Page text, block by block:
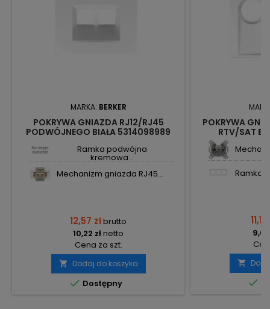
MARKA: BERKER
POKRYWA GNIAZDA RJ12/RJ45
PODWÓJNEGO BIAŁA 5314098989
Ramka podwójna
kremowa...
Mechanizm gniazda RJ45...
12,57 złbrutto
10,22 złnetto
Cena za szt.
 Dodaj do koszyka
 Dostępny
POKRYWA
RTV/SAT
Ramka

